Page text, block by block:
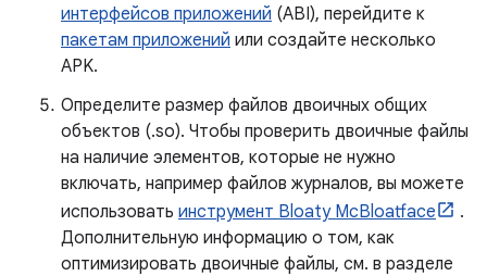
интерфейсов приложений (ABI), перейдите к
пакетам приложений или создайте несколько
APK.
Определите размер файлов двоичных общих
объектов (.so). Чтобы проверить двоичные файлы
на наличие элементов, которые не нужно
включать, например файлов журналов, вы можете
использовать инструмент Bloaty McBloatface
.
Дополнительную информацию о том, как
оптимизировать двоичные файлы, см. в разделе